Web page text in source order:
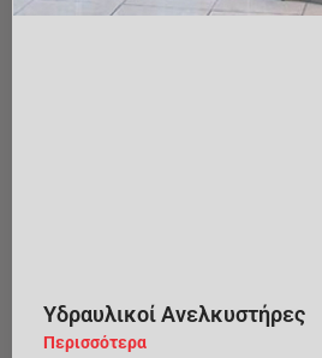
Υδραυλικοί Ανελκυστήρες
Περισσότερα